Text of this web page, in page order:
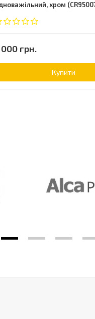
хром
000 грн.
Купити